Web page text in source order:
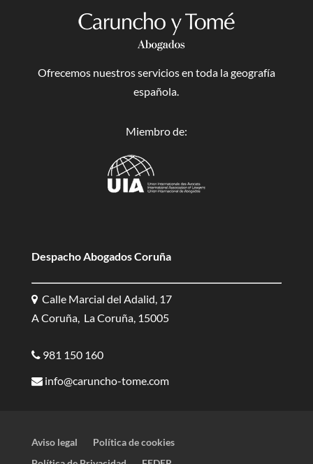
Ofrecemos nuestros servicios en toda la geografía
española.
Miembro de:
Despacho Abogados Coruña
Calle Marcial del Adalid, 17
A Coruña, La Coruña, 15005
981 150 160
info@caruncho-tome.com
Aviso legal
Política de cookies